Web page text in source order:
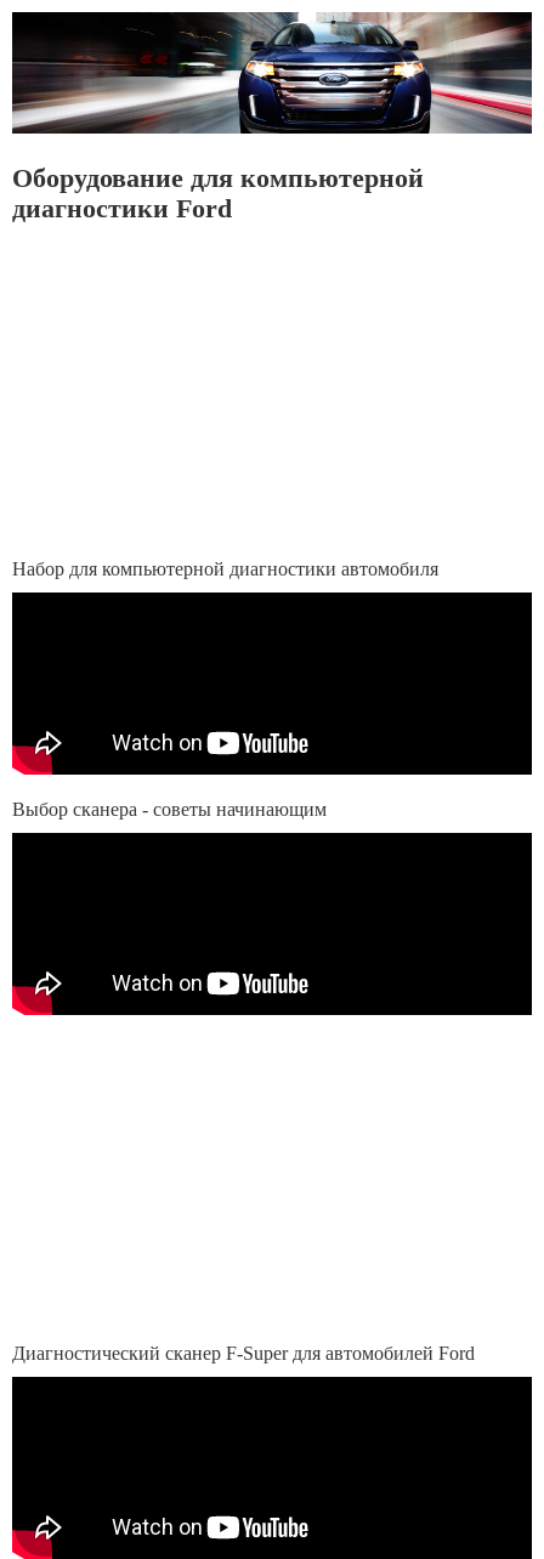
Оборудование для компьютерной
диагностики Ford
Набор для компьютерной диагностики автомобиля
Выбор сканера - советы начинающим
Диагностический сканер F-Super для автомобилей Ford